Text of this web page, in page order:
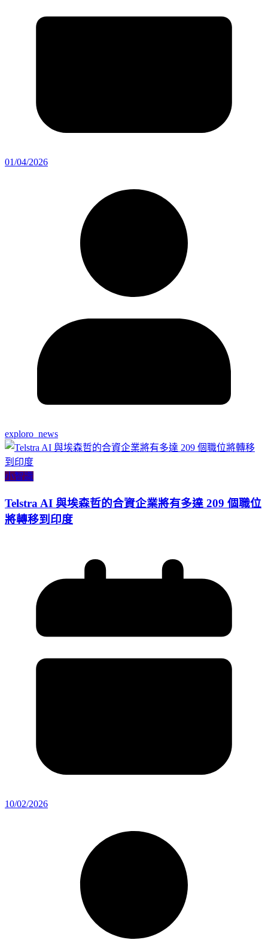
01/04/2026
exploro_news
小智識
Telstra AI 與埃森哲的合資企業將有多達 209 個職位
將轉移到印度
10/02/2026